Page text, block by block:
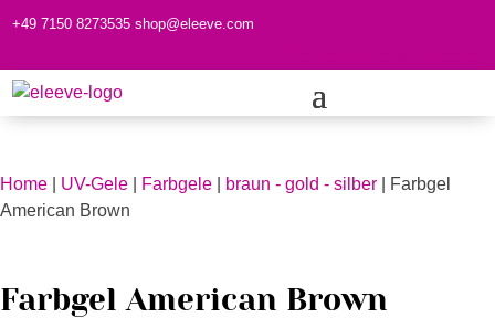
+49 7150 8273535 shop@eleeve.com
Home UV-Gele Farbgele braun - gold - silber | Farbgel
American Brown
Farbgel American Brown